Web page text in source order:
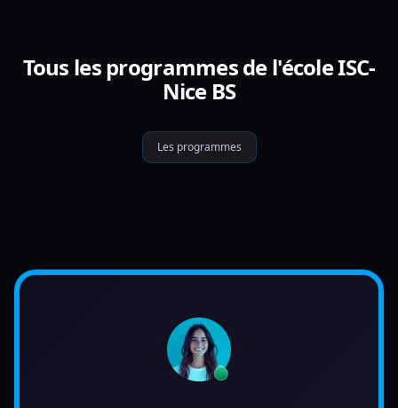
Tous les programmes de l'école ISC-
Nice BS
Les programmes